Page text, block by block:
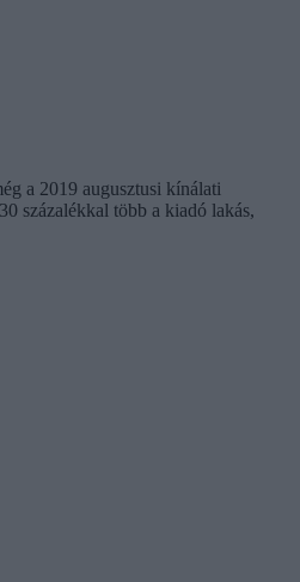
a 2019 augusztusi kínálati
százalékkal több a kiadó lakás,